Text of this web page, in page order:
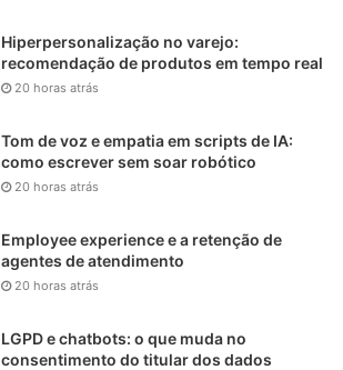
Hiperpersonalização no varejo:
recomendação de produtos em tempo real
20 horas atrás
Tom de voz e empatia em scripts de IA:
como escrever sem soar robótico
20 horas atrás
Employee experience e a retenção de
agentes de atendimento
20 horas atrás
LGPD e chatbots: o que muda no
consentimento do titular dos dados